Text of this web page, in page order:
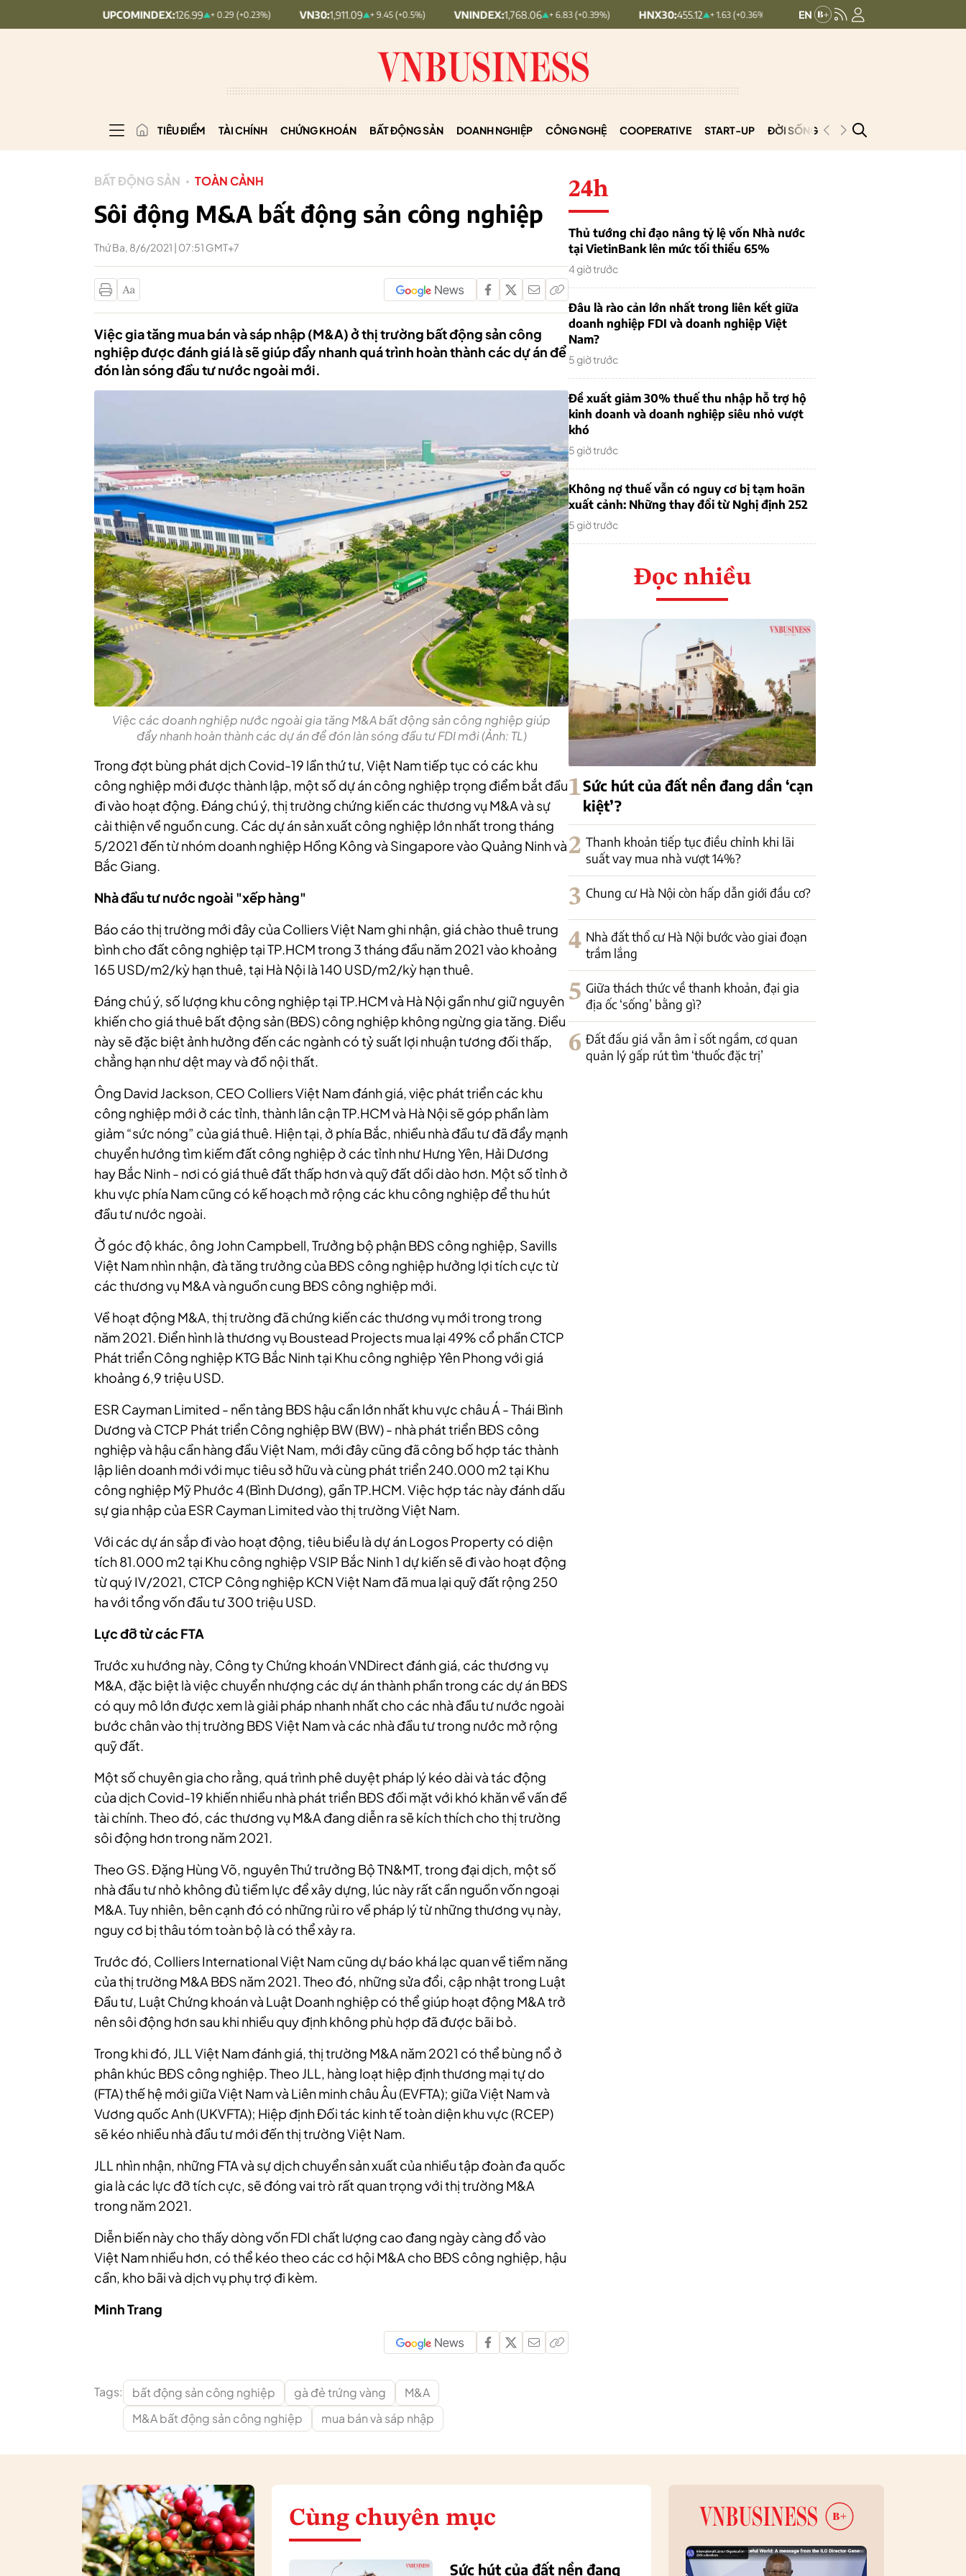
UPCOMINDEX:126.99 + 0.29 (+0.23%) VN30:1,911.09 + 9.45 (+0.5%) VNINDEX: 1,768.06 + 6.83 (+0.39%) HNX30: 455.12 + 1.63 (+0.36%) HNXINDEX: 293.44 + 0.25 (+0.09%)
TIÊU ĐIỂM TÀI CHÍNH CHỨNG KHOÁN BẤT ĐỘNG SẢN DOANH NGHIỆP CÔNG NGHỆ COOPERATIVE START-UP ĐỜI SỐNG PODCAST
BẤT ĐỘNG SẢN TOÀN CẢNH
Sôi động M&A bất động sản công nghiệp
Thứ Ba, 8/6/2021 | 07:51 GMT+7
Việc gia tăng mua bán và sáp nhập (M&A) ở thị trường bất động sản công
nghiệp được đánh giá là sẽ giúp đẩy nhanh quá trình hoàn thành các dự án để
đón làn sóng đầu tư nước ngoài mới.
Việc các doanh nghiệp nước ngoài gia tăng M&A bất động sản công nghiệp giúp
đẩy nhanh hoàn thành các dự án để đón làn sóng đầu tư FDI mới (Ảnh: TL)
Trong đợt bùng phát dịch Covid-19 lần thứ tư, Việt Nam tiếp tục có các khu
công nghiệp mới được thành lập, một số dự án công nghiệp trọng điểm bắt đầu
đi vào hoạt động. Đáng chú ý, thị trường chứng kiến các thương vụ M&A và sự
cải thiện về nguồn cung. Các dự án sản xuất công nghiệp lớn nhất trong tháng
5/2021 đến từ nhóm doanh nghiệp Hồng Kông và Singapore vào Quảng Ninh và
Bắc Giang.
Nhà đầu tư nước ngoài "xếp hàng"
Báo cáo thị trường mới đây của Colliers Việt Nam ghi nhận, giá chào thuê trung
bình cho đất công nghiệp tại TP.HCM trong 3 tháng đầu năm 2021 vào khoảng
165 USD/m2/kỳ hạn thuê, tại Hà Nội là 140 USD/m2/kỳ hạn thuê.
Đáng chú ý, số lượng khu công nghiệp tại TP.HCM và Hà Nội gần như giữ nguyên
khiến cho giá thuê bất động sản (BĐS) công nghiệp không ngừng gia tăng. Điều
này sẽ đặc biệt ảnh hưởng đến các ngành có tỷ suất lợi nhuận tương đối thấp,
chẳng hạn như dệt may và đồ nội thất.
Ông David Jackson, CEO Colliers Việt Nam đánh giá, việc phát triển các khu
công nghiệp mới ở các tỉnh, thành lân cận TP.HCM và Hà Nội sẽ góp phần làm
giảm “sức nóng” của giá thuê. Hiện tại, ở phía Bắc, nhiều nhà đầu tư đã đẩy mạnh
chuyển hướng tìm kiếm đất công nghiệp ở các tỉnh như Hưng Yên, Hải Dương
hay Bắc Ninh - nơi có giá thuê đất thấp hơn và quỹ đất dồi dào hơn. Một số tỉnh ở
khu vực phía Nam cũng có kế hoạch mở rộng các khu công nghiệp để thu hút
đầu tư nước ngoài.
Ở góc độ khác, ông John Campbell, Trưởng bộ phận BĐS công nghiệp, Savills
Việt Nam nhìn nhận, đà tăng trưởng của BĐS công nghiệp hưởng lợi tích cực từ
các thương vụ M&A và nguồn cung BĐS công nghiệp mới.
Về hoạt động M&A, thị trường đã chứng kiến các thương vụ mới trong trong
năm 2021. Điển hình là thương vụ Boustead Projects mua lại 49% cổ phần CTCP
Phát triển Công nghiệp KTG Bắc Ninh tại Khu công nghiệp Yên Phong với giá
khoảng 6,9 triệu USD.
ESR Cayman Limited - nền tảng BĐS hậu cần lớn nhất khu vực châu Á - Thái Bình
Dương và CTCP Phát triển Công nghiệp BW (BW) - nhà phát triển BĐS công
nghiệp và hậu cần hàng đầu Việt Nam, mới đây cũng đã công bố hợp tác thành
lập liên doanh mới với mục tiêu sở hữu và cùng phát triển 240.000 m2 tại Khu
công nghiệp Mỹ Phước 4 (Bình Dương), gần TP.HCM. Việc hợp tác này đánh dấu
sự gia nhập của ESR Cayman Limited vào thị trường Việt Nam.
Với các dự án sắp đi vào hoạt động, tiêu biểu là dự án Logos Property có diện
tích 81.000 m2 tại Khu công nghiệp VSIP Bắc Ninh 1 dự kiến sẽ đi vào hoạt động
từ quý IV/2021, CTCP Công nghiệp KCN Việt Nam đã mua lại quỹ đất rộng 250
ha với tổng vốn đầu tư 300 triệu USD.
Lực đỡ từ các FTA
Trước xu hướng này, Công ty Chứng khoán VNDirect đánh giá, các thương vụ
M&A, đặc biệt là việc chuyển nhượng các dự án thành phần trong các dự án BĐS
có quy mô lớn được xem là giải pháp nhanh nhất cho các nhà đầu tư nước ngoài
bước chân vào thị trường BĐS Việt Nam và các nhà đầu tư trong nước mở rộng
quỹ đất.
Một số chuyên gia cho rằng, quá trình phê duyệt pháp lý kéo dài và tác động
của dịch Covid-19 khiến nhiều nhà phát triển BĐS đối mặt với khó khăn về vấn đề
tài chính. Theo đó, các thương vụ M&A đang diễn ra sẽ kích thích cho thị trường
sôi động hơn trong năm 2021.
Theo GS. Đặng Hùng Võ, nguyên Thứ trưởng Bộ TN&MT, trong đại dịch, một số
nhà đầu tư nhỏ không đủ tiềm lực để xây dựng, lúc này rất cần nguồn vốn ngoại
M&A. Tuy nhiên, bên cạnh đó có những rủi ro về pháp lý từ những thương vụ này,
nguy cơ bị thâu tóm toàn bộ là có thể xảy ra.
Trước đó, Colliers International Việt Nam cũng dự báo khá lạc quan về tiềm năng
của thị trường M&A BĐS năm 2021. Theo đó, những sửa đổi, cập nhật trong Luật
Đầu tư, Luật Chứng khoán và Luật Doanh nghiệp có thể giúp hoạt động M&A trở
nên sôi động hơn sau khi nhiều quy định không phù hợp đã được bãi bỏ.
Trong khi đó, JLL Việt Nam đánh giá, thị trường M&A năm 2021 có thể bùng nổ ở
phân khúc BĐS công nghiệp. Theo JLL, hàng loạt hiệp định thương mại tự do
(FTA) thế hệ mới giữa Việt Nam và Liên minh châu Âu (EVFTA); giữa Việt Nam và
Vương quốc Anh (UKVFTA); Hiệp định Đối tác kinh tế toàn diện khu vực (RCEP)
sẽ kéo nhiều nhà đầu tư mới đến thị trường Việt Nam.
JLL nhìn nhận, những FTA và sự dịch chuyển sản xuất của nhiều tập đoàn đa quốc
gia là các lực đỡ tích cực, sẽ đóng vai trò rất quan trọng với thị trường M&A
trong năm 2021.
Diễn biến này cho thấy dòng vốn FDI chất lượng cao đang ngày càng đổ vào
Việt Nam nhiều hơn, có thể kéo theo các cơ hội M&A cho BĐS công nghiệp, hậu
cần, kho bãi và dịch vụ phụ trợ đi kèm.
Minh Trang
Tags: bất động sản công nghiệp gà đẻ trứng vàng
M&A
M&A bất động sản công nghiệp
mua bán và sáp nhập
24h
Thủ tướng chỉ đạo nâng tỷ lệ vốn Nhà nước
tại VietinBank lên mức tối thiểu 65%
4 giờ trước
Đâu là rào cản lớn nhất trong liên kết giữa
doanh nghiệp FDI và doanh nghiệp Việt
Nam?
5 giờ trước
Đề xuất giảm 30% thuế thu nhập hỗ trợ hộ
kinh doanh và doanh nghiệp siêu nhỏ vượt
khó
5 giờ trước
Không nợ thuế vẫn có nguy cơ bị tạm hoãn
xuất cảnh: Những thay đổi từ Nghị định 252
5 giờ trước
Đọc nhiều
1Sức hút của đất nền đang dần ‘cạn
kiệt’?
2 Thanh khoản tiếp tục điều chỉnh khi lãi
suất vay mua nhà vượt 14%?
3 Chung cư Hà Nội còn hấp dẫn giới đầu cơ?
4 Nhà đất thổ cư Hà Nội bước vào giai đoạn
trầm lắng
5 Giữa thách thức về thanh khoản, đại gia
địa ốc ‘sống’ bằng gì?
6 Đất đấu giá vẫn âm ỉ sốt ngầm, cơ quan
quản lý gấp rút tìm ‘thuốc đặc trị’
Cùng chuyên mục
Sức hút của đất nền đang